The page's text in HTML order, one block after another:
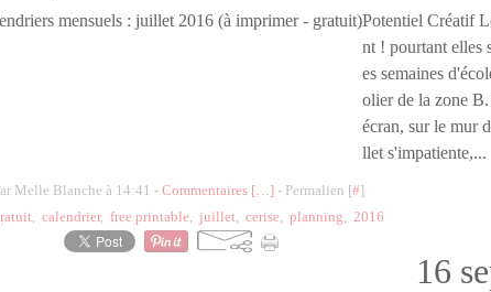
Potentiel Créatif
nt ! pourtant elles
es semaines
olier de la zone
écran, sur le mur
llet s'impatiente,...
Melle Blanche à 14:41 - Commentaires […] - Permalien [#]
, calendrier, free printable, juillet, cerise, planning, 2016
16